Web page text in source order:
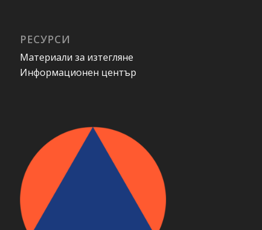
РЕСУРСИ
Материали за изтегляне
Информационен център